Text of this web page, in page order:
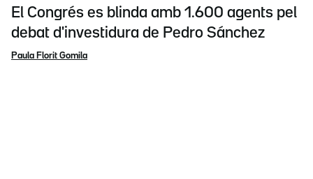
El Congrés es blinda amb 1.600 agents pel
debat d'investidura de Pedro Sánchez
Paula Florit Gomila